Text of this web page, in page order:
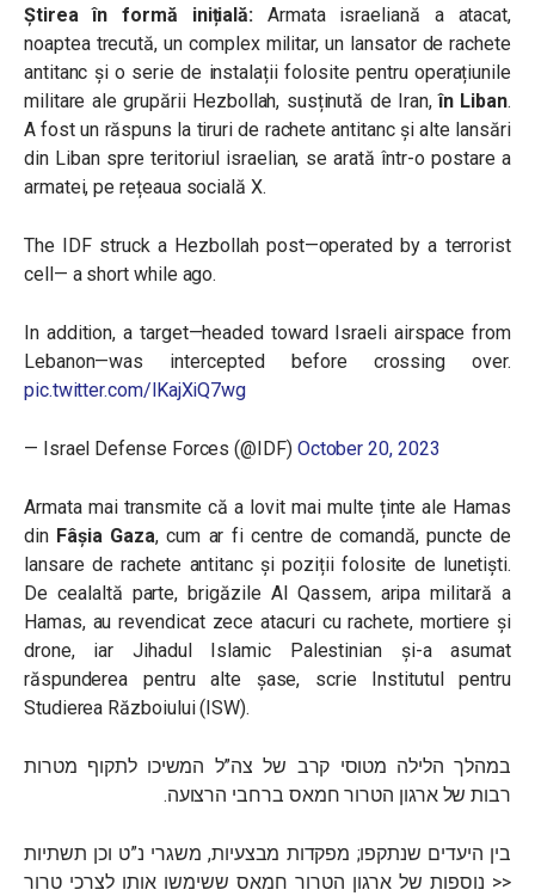
Știrea în formă inițială: Armata israeliană a atacat,
noaptea trecută, un complex militar, un lansator de rachete
antitanc și o serie de instalații folosite pentru operațiunile
militare ale grupării Hezbollah, susținută de Iran,în Liban.
A fost un răspuns la tiruri de rachete antitanc și alte lansări
din Liban spre teritoriul israelian, se arată într-o postare a
armatei, pe rețeaua socială X.
The IDF struck a Hezbollah post—operated by a terrorist
cell— a short while ago.
In addition, a target—headed toward Israeli airspace from
Lebanon—was intercepted before crossing over.
pic.twitter.com/lKajXiQ7wg
— Israel Defense Forces (@IDF) October 20, 2023
Armata mai transmite că a lovit mai multe ținte ale Hamas
din Fâșia Gaza, cum ar fi centre de comandă, puncte de
lansare de rachete antitanc și poziții folosite de lunetiști.
De cealaltă parte, brigăzile Al Qassem, aripa militară a
Hamas, au revendicat zece atacuri cu rachete, mortiere și
drone, iar Jihadul Islamic Palestinian și-a asumat
răspunderea pentru alte șase, scrie Institutul pentru
Studierea Războiului (ISW).
במהלך הלילה מטוסי קרב של צה”ל המשיכו לתקוף מטרות
רבות של ארגון הטרור חמאס ברחבי הרצועה.
בין היעדים שנתקפו; מפקדות מבצעיות, משגרי נ”ט וכן תשתיות
נוספות של ארגון הטרור חמאס ששימשו אותו לצרכי טרור >>